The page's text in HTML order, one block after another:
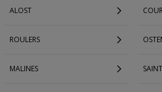
ALOST
ROULERS
MALINES